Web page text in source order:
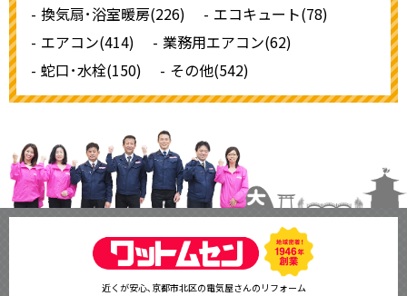
換気扇･浴室暖房(226)
エコキュート(78)
エアコン(414)
業務用エアコン(62)
蛇口･水栓(150)
その他(542)
近くが安心､京都市北区の電気屋さんのリフォーム